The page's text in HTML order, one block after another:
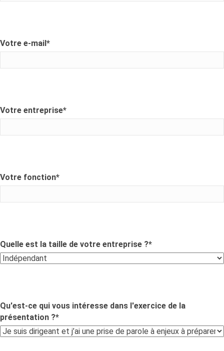
Votre e-mail*
Votre entreprise*
Votre fonction*
Quelle est la taille de votre entreprise ?*
Qu'est-ce qui vous intéresse dans l'exercice de la
présentation ?*